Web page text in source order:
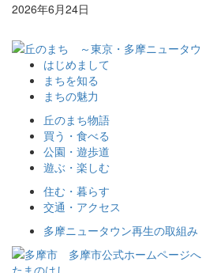
2026年6月24日
はじめまして
まちを知る
まちの魅力
丘のまち物語
買う・食べる
公園・遊歩道
遊ぶ・楽しむ
住む・暮らす
交通・アクセス
多摩ニュータウン再生の取組み
多摩市公式ホームページへ
たまのはし